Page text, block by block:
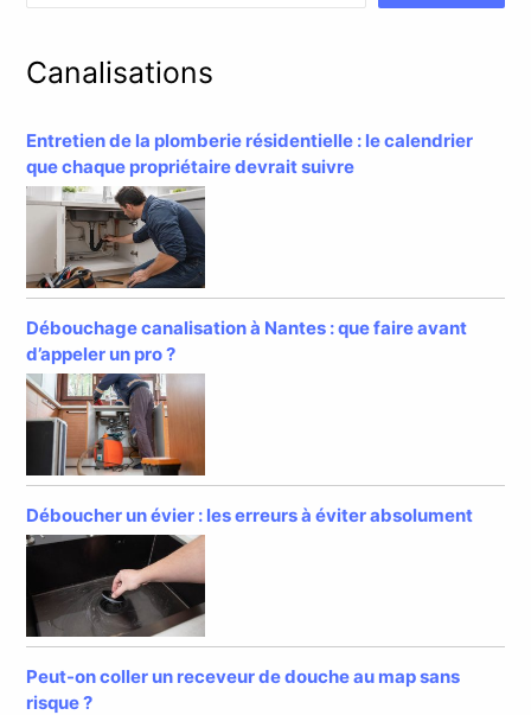
Canalisations
Entretien de la plomberie résidentielle : le calendrier
que chaque propriétaire devrait suivre
Débouchage canalisation à Nantes : que faire avant
d’appeler un pro ?
Déboucher un évier : les erreurs à éviter absolument
Peut-on coller un receveur de douche au map sans
risque ?